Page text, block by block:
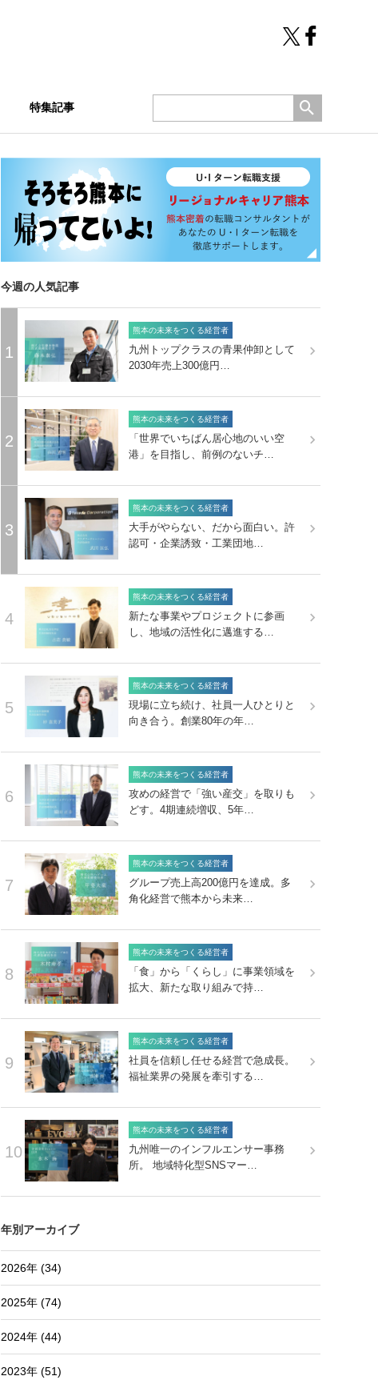
特集記事
今週の人気記事
1
熊本の未来をつくる経営者
九州トップクラスの青果仲卸として
2030年売上300億円…
2
熊本の未来をつくる経営者
「世界でいちばん居心地のいい空
港」を目指し、前例のないチ…
3
熊本の未来をつくる経営者
大手がやらない、だから面白い。許
認可・企業誘致・工業団地…
4
熊本の未来をつくる経営者
新たな事業やプロジェクトに参画
し、地域の活性化に邁進する…
5
熊本の未来をつくる経営者
現場に立ち続け、社員一人ひとりと
向き合う。創業80年の年…
6
熊本の未来をつくる経営者
攻めの経営で「強い産交」を取りも
どす。4期連続増収、5年…
7
熊本の未来をつくる経営者
グループ売上高200億円を達成。多
角化経営で熊本から未来…
8
熊本の未来をつくる経営者
「食」から「くらし」に事業領域を
拡大、新たな取り組みで持…
9
熊本の未来をつくる経営者
社員を信頼し任せる経営で急成長。
福祉業界の発展を牽引する…
10
熊本の未来をつくる経営者
九州唯一のインフルエンサー事務
所。 地域特化型SNSマー…
年別アーカイブ
2026年 (34)
2025年 (74)
2024年 (44)
2023年 (51)